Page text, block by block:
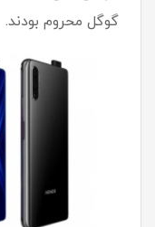
گوگل محروم بودند.